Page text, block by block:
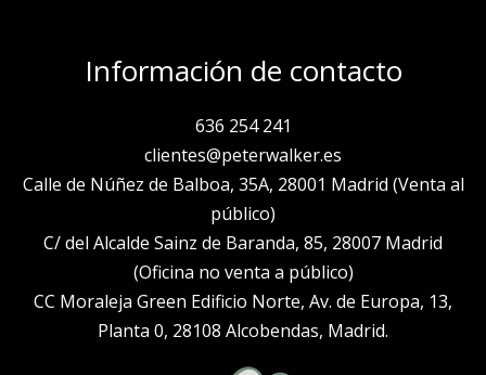
Información de contacto
636 254 241
clientes@peterwalker.es
Calle de Núñez de Balboa, 35A, 28001 Madrid (Venta al
público)
C/ del Alcalde Sainz de Baranda, 85, 28007 Madrid
(Oficina no venta a público)
CC Moraleja Green Edificio Norte, Av. de Europa, 13,
Planta 0, 28108 Alcobendas, Madrid.